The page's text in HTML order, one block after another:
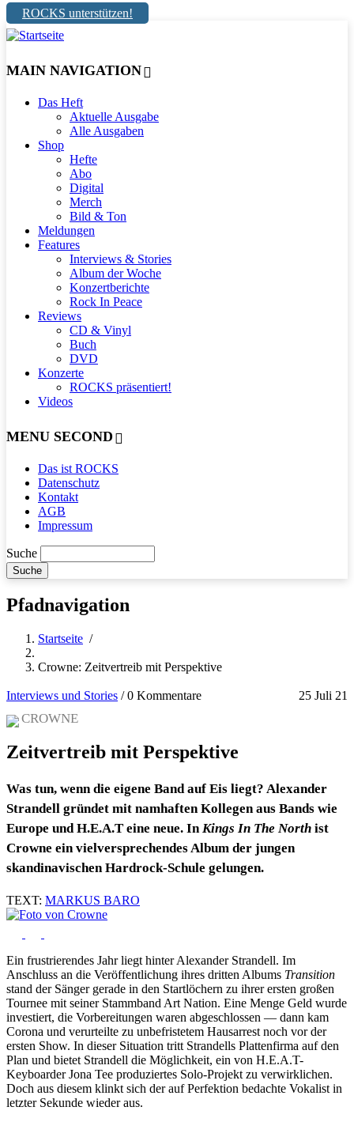
ROCKS unterstützen!
MAIN NAVIGATION
Das Heft
Aktuelle Ausgabe
Alle Ausgaben
Shop
Hefte
Abo
Digital
Merch
Bild & Ton
Meldungen
Features
Interviews & Stories
Album der Woche
Konzertberichte
Rock In Peace
Reviews
CD & Vinyl
Buch
DVD
Konzerte
ROCKS präsentiert!
Videos
MENU SECOND
Das ist ROCKS
Datenschutz
Kontakt
AGB
Impressum
Suche
Pfadnavigation
Startseite /
Crowne: Zeitvertreib mit Perspektive
Interviews und Stories 25 Juli 21
/0 Kommentare
CROWNE
Zeitvertreib mit Perspektive
Was tun, wenn die eigene Band auf Eis liegt? Alexander
Strandell gründet mit namhaften Kollegen aus Bands wie
Europe und H.E.A.T eine neue. InKings In The North ist
Crowne ein vielversprechendes Album der jungen
skandinavischen Hardrock-Schule gelungen.
TEXT: MARKUS BARO
Ein frustrierendes Jahr liegt hinter Alexander Strandell. Im
Anschluss an die Veröffentlichung ihres dritten Albums Transition
stand der Sänger gerade in den Startlöchern zu ihrer ersten großen
Tournee mit seiner Stammband Art Nation. Eine Menge Geld wurde
investiert, die Vorbereitungen waren abgeschlossen — dann kam
Corona und verurteilte zu unbefristetem Hausarrest noch vor der
ersten Show. In dieser Situation tritt Strandells Plattenfirma auf den
Plan und bietet Strandell die Möglichkeit, ein von H.E.A.T-
Keyboarder Jona Tee produziertes Solo-Projekt zu verwirklichen.
Doch aus diesem klinkt sich der auf Perfektion bedachte Vokalist in
letzter Sekunde wieder aus.